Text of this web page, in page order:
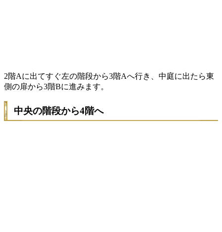
2階Aに出てすぐ左の階段から3階Aへ行き、中庭に出たら東
側の扉から3階Bに進みます。
中央の階段から4階へ